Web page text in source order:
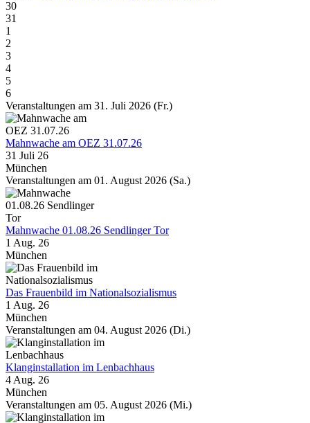
30
31
1
2
3
4
5
6
Veranstaltungen am 31. Juli 2026 (Fr.)
Mahnwache am OEZ 31.07.26
31 Juli 26
München
Veranstaltungen am 01. August 2026 (Sa.)
Mahnwache 01.08.26 Sendlinger Tor
1 Aug. 26
München
Das Frauenbild im Nationalsozialismus
1 Aug. 26
München
Veranstaltungen am 04. August 2026 (Di.)
Klanginstallation im Lenbachhaus
4 Aug. 26
München
Veranstaltungen am 05. August 2026 (Mi.)